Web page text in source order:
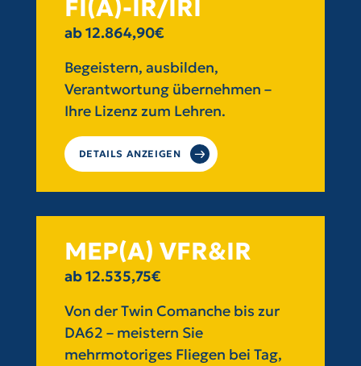
FI(A)-IR/IRI
ab 12.864,90€
Begeistern, ausbilden,
Verantwortung übernehmen –
Ihre Lizenz zum Lehren.
DETAILS ANZEIGEN
MEP(A) VFR&IR
ab 12.535,75€
Von der Twin Comanche bis zur
DA62 – meistern Sie
mehrmotoriges Fliegen bei Tag,